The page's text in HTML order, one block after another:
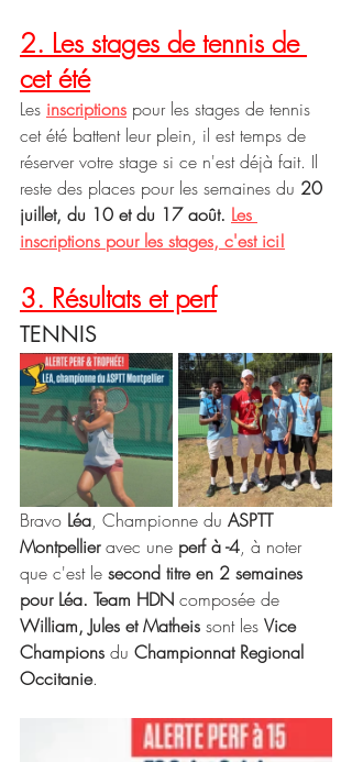
2. Les stages de tennis de
cet été
Les inscriptions pour les stages de tennis
cet été battent leur plein, il est temps de
réserver votre stage si ce n'est déjà fait. Il
reste des places pour les semaines du 20
juillet, du 10 et du 17 août. Les
inscriptions pour les stages, c'est ici!
3. Résultats et perf
TENNIS
Bravo Léa, Championne du ASPTT
Montpellier avec une perf à -4, à noter
que c'est le second titre en 2 semaines
pour Léa. Team HDN composée de
William, Jules et Matheis sont les Vice
Champions du Championnat Regional
Occitanie.